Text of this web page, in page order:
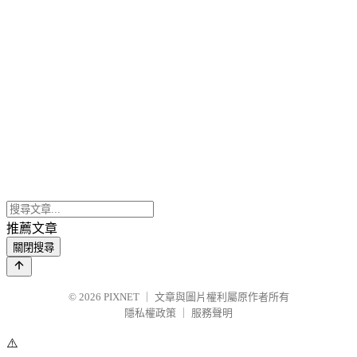
推薦文章
關閉搜尋
© 2026 PIXNET
文章與圖片權利屬原作者所有
隱私權政策
服務聲明
⚠️